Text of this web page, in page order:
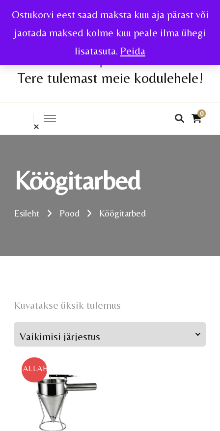
Ostukorvi eest saad maksta kuu aja pärast või
jaotada maksed kolme kuu peale ilma ühegi
lisatasuta. Peida
Tere tulemast meie kodulehele!
0
Köögitarbed
Esileht Pood Köögitarbed
Kuvatakse üksik tulemus
ALLAHINDLUS!